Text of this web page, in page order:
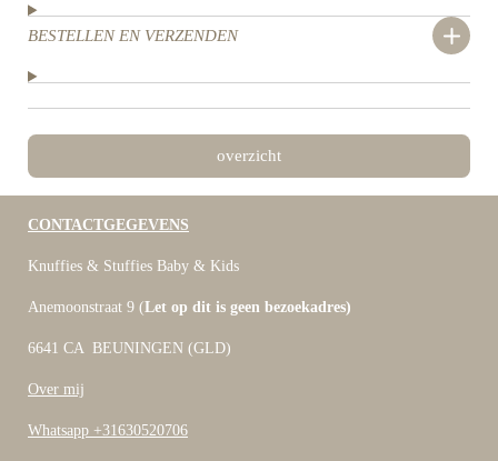
BESTELLEN EN VERZENDEN
overzicht
CONTACTGEGEVENS
Knuffies & Stuffies Baby & Kids
Anemoonstraat 9 (Let op dit is geen bezoekadres)
6641 CA BEUNINGEN (GLD)
Over mij
Whatsapp +31630520706